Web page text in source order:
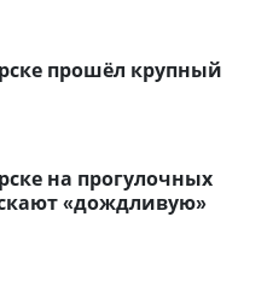
прошёл крупный
на прогулочных
«дождливую»